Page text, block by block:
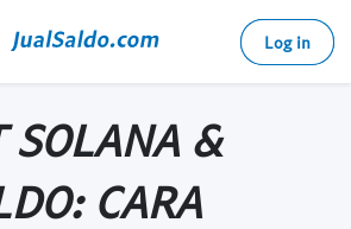
Log in
SOLANA &
CARA